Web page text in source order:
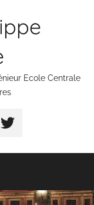
Ecole Centrale
Twitter